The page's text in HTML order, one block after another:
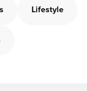
Lifestyle